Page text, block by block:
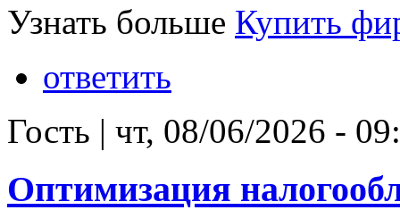
Узнать больше Купить
ответить
Гость | чт, 08/06/2026 -
Оптимизация